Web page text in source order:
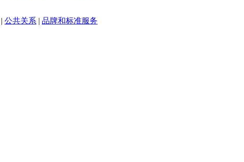
| 公共关系 | 品牌和标准服务